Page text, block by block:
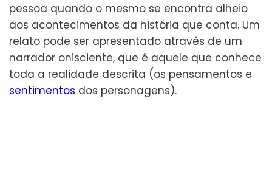
pessoa quando o mesmo se encontra alheio
aos acontecimentos da história que conta. Um
relato pode ser apresentado através de um
narrador onisciente, que é aquele que conhece
toda a realidade descrita (os pensamentos e
sentimentos dos personagens).